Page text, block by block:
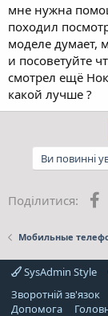
мне нужна
походил
моделе думает,
и посоветуйте
смотрел ещё
какой лучше ?
Ви повинні
Поділитися:
Мобильные
SysAdmin Style
Зворотній зв'язок
Дoпoмoга